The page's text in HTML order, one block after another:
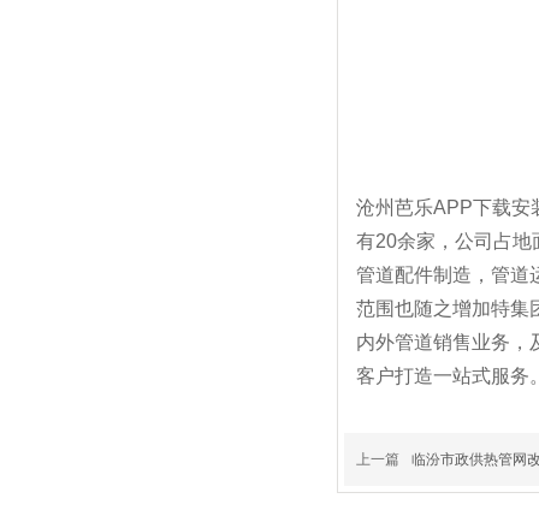
沧州芭乐APP下载安
有20余家，公司占
管道配件制造，管
范围也随之增加特集
内外管道销售业务
客户打造一站式服务
上一篇 临汾市政供热管网